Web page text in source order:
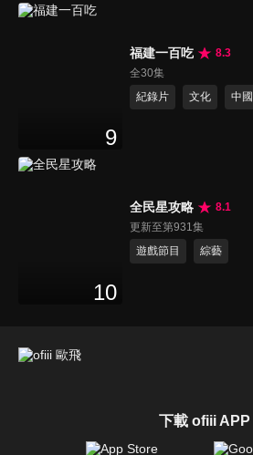
9
福建一百吃
8.3
全30集
紀錄片
文化 中國
10
全民星攻略
8.1
更新至第931集
遊戲節目
綜藝
下載 ofiii APP